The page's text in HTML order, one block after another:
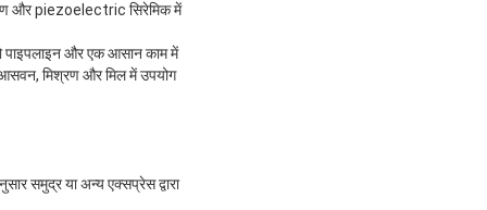
और piezoelectric सिरेमिक में
पाइपलाइन और एक आसान काम में
आसवन, मिश्रण और मिल में उपयोग
समुद्र या अन्य एक्सप्रेस द्वारा